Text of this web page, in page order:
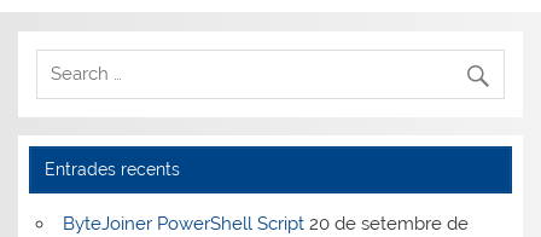
Entrades recents
ByteJoiner PowerShell Script 20 de setembre de